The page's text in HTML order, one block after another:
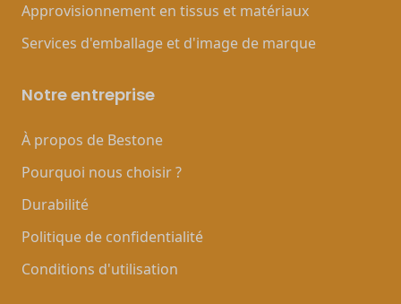
Approvisionnement en tissus et matériaux
Services d'emballage et d'image de marque
Notre entreprise
À propos de Bestone
Pourquoi nous choisir ?
Durabilité
Politique de confidentialité
Conditions d'utilisation